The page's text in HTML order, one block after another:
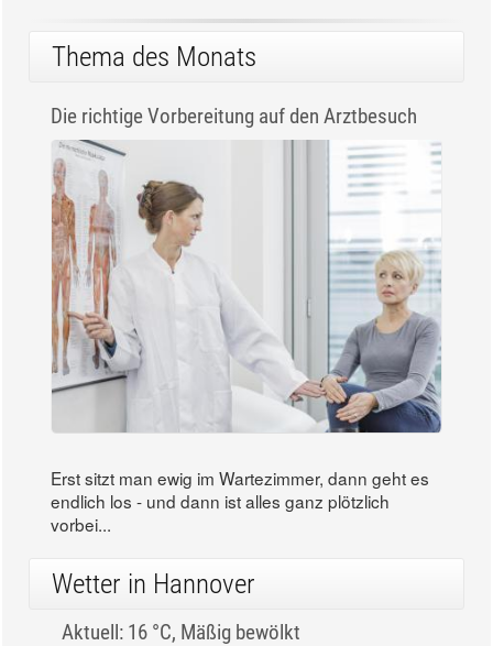
Thema des Monats
Die richtige Vorbereitung auf den Arztbesuch
Erst sitzt man ewig im Wartezimmer, dann geht es
endlich los - und dann ist alles ganz plötzlich
vorbei...
Wetter in Hannover
Aktuell: 16 °C, Mäßig bewölkt